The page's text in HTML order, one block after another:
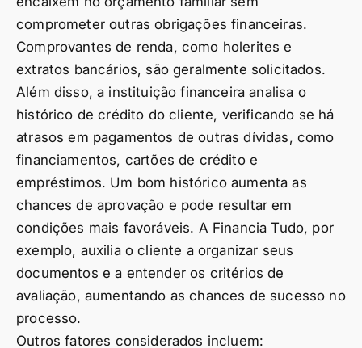
comprometer outras obrigações financeiras.
Comprovantes de renda, como holerites e
extratos bancários, são geralmente solicitados.
Além disso, a instituição financeira analisa o
histórico de crédito do cliente, verificando se há
atrasos em pagamentos de outras dívidas, como
financiamentos, cartões de crédito e
empréstimos. Um bom histórico aumenta as
chances de aprovação e pode resultar em
condições mais favoráveis. A Financia Tudo, por
exemplo, auxilia o cliente a organizar seus
documentos e a entender os critérios de
avaliação, aumentando as chances de sucesso no
processo.
Outros fatores considerados incluem: